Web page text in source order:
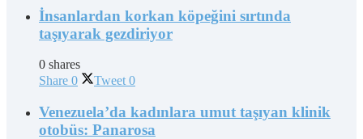
İnsanlardan korkan köpeğini sırtında
taşıyarak gezdiriyor
0 shares
Share 0 Tweet 0
Venezuela’da kadınlara umut taşıyan klinik
otobüs: Panarosa